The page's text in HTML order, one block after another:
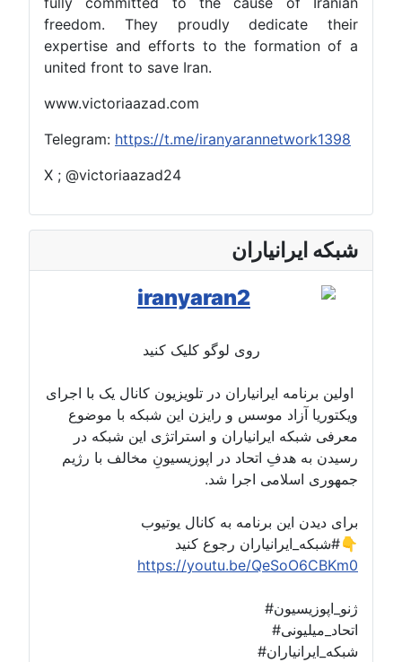
freedom. They proudly dedicate their
expertise and efforts to the formation of a
united front to save Iran.
www.victoriaazad.com
Telegram: https://t.me/iranyarannetwork1398
X ; @victoriaazad24
شبکه ایرانیاران
روی لوگو کلیک کنید
اولین برنامه ایرانیاران در تلویزیون کانال یک با اجرای
ویکتوریا آزاد موسس و رایزن این شبکه با موضوع
معرفی شبکه ایرانیاران و استراتژی این شبکه در
رسیدن به هدفِ اتحاد در اپوزیسیونِ مخالف با رژیم
جمهوری اسلامی اجرا شد.
برای دیدن این برنامه به کانال یوتیوب
#شبکه_ایرانیاران رجوع کنید👇
https://youtu.be/QeSoO6CBKm0
#ژنو_اپوزیسیون
#اتحاد_میلیونی
#شبکه_ایرانیاران